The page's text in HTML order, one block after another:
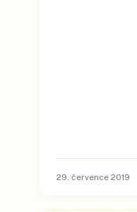
29. července 2019